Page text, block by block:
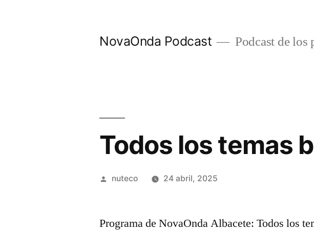
NovaOnda Podcast Podcast de los
Todos los temas
Publicada
nuteco 24 abril, 2025
Programa de NovaOnda Albacete: Todos los